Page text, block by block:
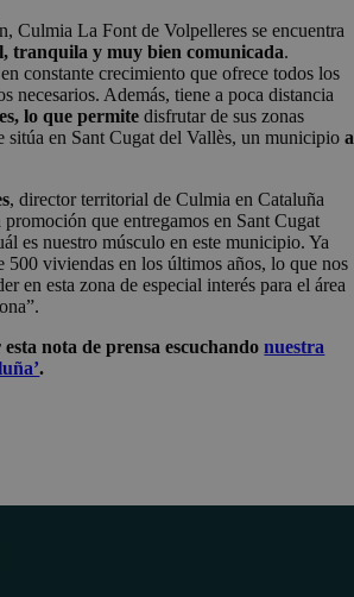
Culmia La Font de Volpelleres se encuentra
tranquila y muy bien comunicada.
constante crecimiento que ofrece todos los
necesarios. Además, tiene a poca distancia
lo que permitedisfrutar de sus zonas
sitúa en Sant Cugat del Vallès, un municipioa
, director territorial de Culmia en Cataluña
promoción que entregamos en Sant Cugat
es nuestro músculo en este municipio. Ya
500 viviendas en los últimos años, lo que nos
en esta zona de especial interés para el área
esta nota de prensa escuchandonuestra
.